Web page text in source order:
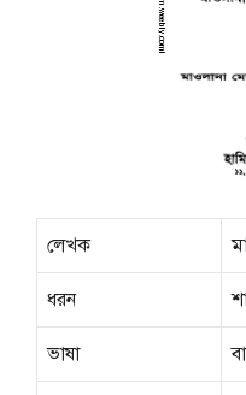
লেখক
ধরন
ভাষা